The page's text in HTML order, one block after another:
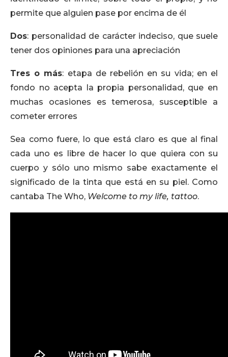
permite que alguien pase por encima de él
Dos: personalidad de carácter indeciso, que suele
tener dos opiniones para una apreciación
Tres o más: etapa de rebelión en su vida; en el
fondo no acepta la propia personalidad, que en
muchas ocasiones es temerosa, susceptible a
cometer errores
Sea como fuere, lo que está claro es que al final
cada uno es libre de hacer lo que quiera con su
cuerpo y sólo uno mismo sabe exactamente el
significado de la tinta que está en su piel. Como
cantaba The Who, Welcome to my life, tattoo.